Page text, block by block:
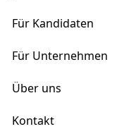
Für Kandidaten
Für Unternehmen
Über uns
Kontakt